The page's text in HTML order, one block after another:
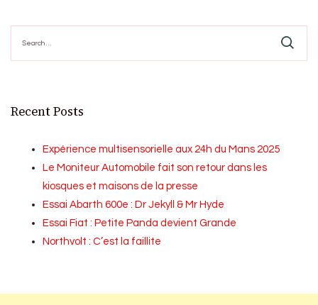
for:
Recent Posts
Expérience multisensorielle aux 24h du Mans 2025
Le Moniteur Automobile fait son retour dans les
kiosques et maisons de la presse
Essai Abarth 600e : Dr Jekyll & Mr Hyde
Essai Fiat : Petite Panda devient Grande
Northvolt : C’est la faillite